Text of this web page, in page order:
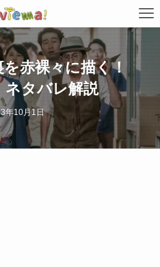
赤裸々に描く！
ネタバレ解説
年10月1日